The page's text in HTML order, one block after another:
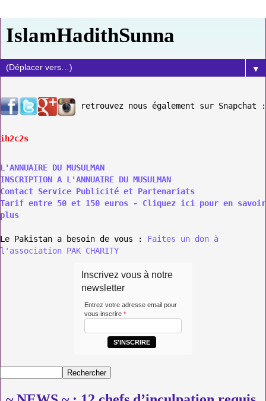
IslamHadithSunna
▼
retrouvez nous également sur Snapchat :
ih2c2s
L'ANNUAIRE DU MUSULMAN
INSCRIPTION A L'ANNUAIRE DU MUSULMAN
Contact Service Publicité et Partenariats
Tarif entre 50 et 150 euros - Cliquez ici pour en savoir
plus
Le Pakistan a besoin de vous : Faites un don à
l'association PAK CHARITY
Inscrivez vous à notre
newsletter
Entrez votre adresse email pour
vous inscrire *
S'INSCRIRE